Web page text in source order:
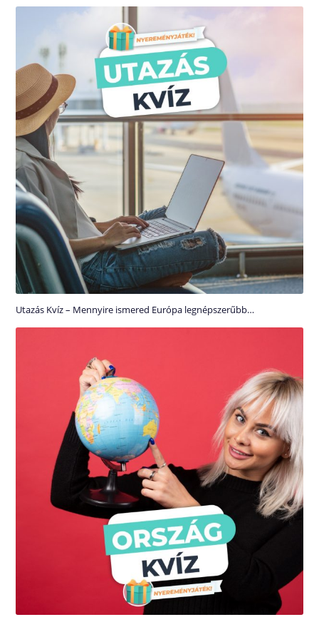
Utazás Kvíz – Mennyire ismered Európa legnépszerűbb…